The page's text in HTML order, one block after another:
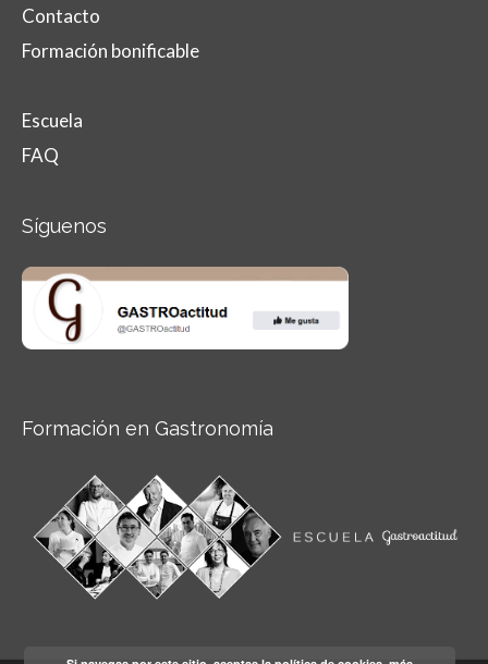
Contacto
Formación bonificable
Escuela
FAQ
Síguenos
Formación en Gastronomía